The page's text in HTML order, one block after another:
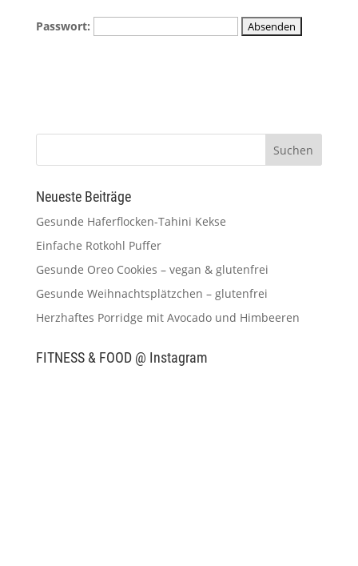
Passwort:
Neueste Beiträge
Gesunde Haferflocken-Tahini Kekse
Einfache Rotkohl Puffer
Gesunde Oreo Cookies – vegan & glutenfrei
Gesunde Weihnachtsplätzchen – glutenfrei
Herzhaftes Porridge mit Avocado und Himbeeren
FITNESS & FOOD @ Instagram